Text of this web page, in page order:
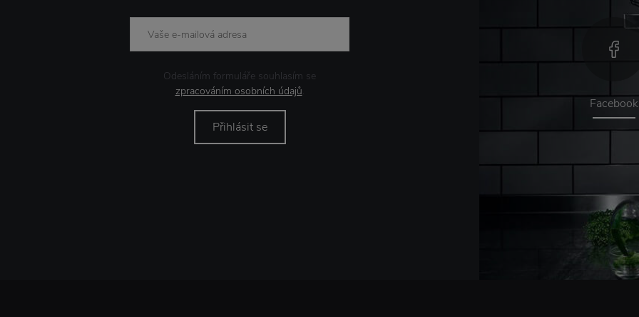
Odesláním formuláře souhlasím se
zpracováním osobních údajů.
Přihlásit se
Facebook